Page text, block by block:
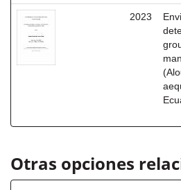
2023
Otras opciones